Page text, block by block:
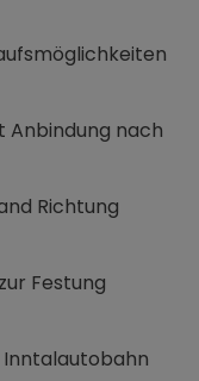
Anbindung nach
Richtung
Festung